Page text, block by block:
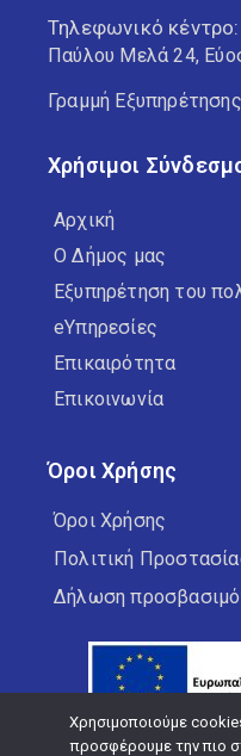
Τηλεφωνικό κέντρο:
Παύλου Μελά 24,
Γραμμή
Χρήσιμοι
Αρχική
Ο Δήμος μας
Εξυπηρέτηση του
eΥπηρεσίες
Επικαιρότητα
Επικοινωνία
Όροι Χρήσης
Όροι Χρήσης
Πολιτική
Δήλωση
Χρησιμοποιούμε
προσφέρουμε την πιο